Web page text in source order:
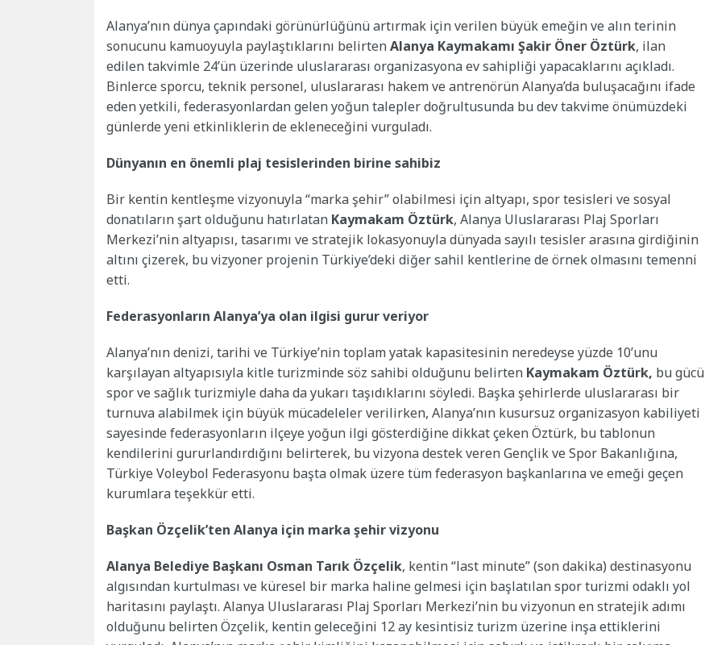
Alanya’nın dünya çapındaki görünürlüğünü artırmak için verilen büyük emeğin ve alın terinin
sonucunu kamuoyuyla paylaştıklarını belirtenAlanya Kaymakamı Şakir Öner Öztürk, ilan
edilen takvimle 24’ün üzerinde uluslararası organizasyona ev sahipliği yapacaklarını açıkladı.
Binlerce sporcu, teknik personel, uluslararası hakem ve antrenörün Alanya’da buluşacağını ifade
eden yetkili, federasyonlardan gelen yoğun talepler doğrultusunda bu dev takvime önümüzdeki
günlerde yeni etkinliklerin de ekleneceğini vurguladı.
Dünyanın en önemli plaj tesislerinden birine sahibiz
Bir kentin kentleşme vizyonuyla “marka şehir” olabilmesi için altyapı, spor tesisleri ve sosyal
donatıların şart olduğunu hatırlatan Kaymakam Öztürk, Alanya Uluslararası Plaj Sporları
Merkezi’nin altyapısı, tasarımı ve stratejik lokasyonuyla dünyada sayılı tesisler arasına girdiğinin
altını çizerek, bu vizyoner projenin Türkiye’deki diğer sahil kentlerine de örnek olmasını temenni
etti.
Federasyonların Alanya’ya olan ilgisi gurur veriyor
Alanya’nın denizi, tarihi ve Türkiye’nin toplam yatak kapasitesinin neredeyse yüzde 10’unu
karşılayan altyapısıyla kitle turizminde söz sahibi olduğunu belirten Kaymakam Öztürk, bu gücü
spor ve sağlık turizmiyle daha da yukarı taşıdıklarını söyledi. Başka şehirlerde uluslararası bir
turnuva alabilmek için büyük mücadeleler verilirken, Alanya’nın kusursuz organizasyon kabiliyeti
sayesinde federasyonların ilçeye yoğun ilgi gösterdiğine dikkat çeken Öztürk, bu tablonun
kendilerini gururlandırdığını belirterek, bu vizyona destek veren Gençlik ve Spor Bakanlığına,
Türkiye Voleybol Federasyonu başta olmak üzere tüm federasyon başkanlarına ve emeği geçen
kurumlara teşekkür etti.
Başkan Özçelik’ten Alanya için marka şehir vizyonu
Alanya Belediye Başkanı Osman Tarık Özçelik, kentin “last minute” (son dakika) destinasyonu
algısından kurtulması ve küresel bir marka haline gelmesi için başlatılan spor turizmi odaklı yol
haritasını paylaştı. Alanya Uluslararası Plaj Sporları Merkezi’nin bu vizyonun en stratejik adımı
olduğunu belirten Özçelik, kentin geleceğini 12 ay kesintisiz turizm üzerine inşa ettiklerini